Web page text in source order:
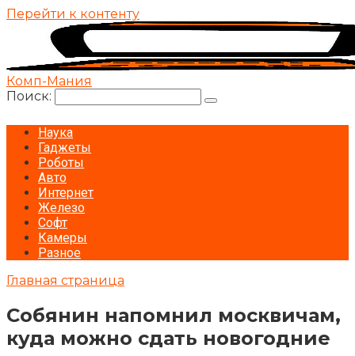
Перейти к контенту
Комп-Мания
Поиск:
Наука
Гаджеты
Роботы
Авто
Интернет
Железо
Софт
Камеры
Разное
Главная страница
Собянин напомнил москвичам,
куда можно сдать новогодние